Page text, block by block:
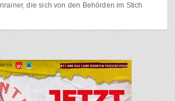
die sich von den Behörden im Stich